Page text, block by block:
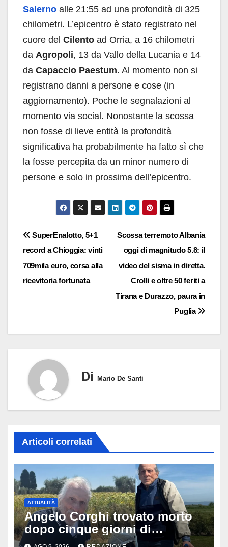
Salerno alle 21:55 ad una profondità di 325
chilometri. L’epicentro è stato registrato nel
cuore del Cilento ad Orria, a 16 chilometri
da Agropoli, 13 da Vallo della Lucania e 14
da Capaccio Paestum. Al momento non si
registrano danni a persone e cose (in
aggiornamento). Poche le segnalazioni al
momento via social. Nonostante la scossa
non fosse di lieve entità la profondità
significativa ha probabilmente ha fatto sì che
la fosse percepita da un minor numero di
persone e solo in prossima dell’epicentro.
Navigazione
articoli
Scossa terremoto Albania
oggi di magnitudo 5.8: il
video del sisma in diretta.
Crolli e oltre 50 feriti a
Tirana e Durazzo, paura in
Puglia
SuperEnalotto, 5+1
record a Chioggia: vinti
709mila euro, corsa alla
ricevitoria fortunata
Di Mario De Santi
Articoli correlati
ATTUALITÀ
Angelo Corghi trovato morto
dopo cinque giorni di
ricerche: il giallo dell’80enne